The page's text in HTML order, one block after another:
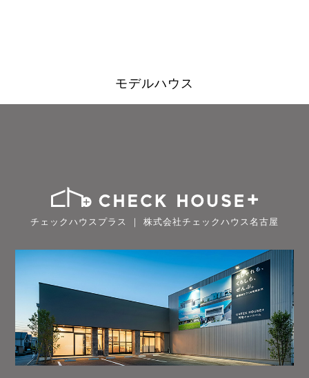
モデルハウス
チェックハウスプラス ｜ 株式会社チェックハウス名古屋